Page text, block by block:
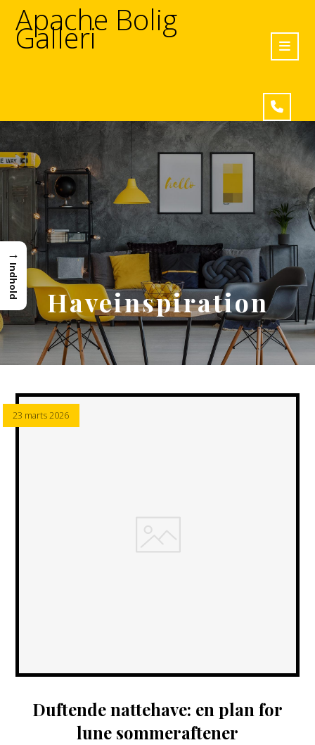
Apache Bolig
Galleri
Haveinspiration
Duftende nattehave: en plan for
lune sommeraftener
23 marts 2026
→
Indhold